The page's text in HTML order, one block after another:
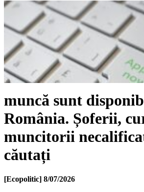
muncă sunt
România. Șoferii,
muncitorii
căutați
[Ecopolitic] 8/07/2026